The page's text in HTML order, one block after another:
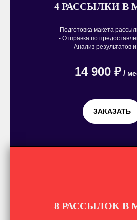
4 РАССЫЛКИ В
- Подготовка макета
- Отправка по
- Анализ результатов и
14 900 ₽ /
ЗАКАЗАТЬ
8 РАССЫЛОК В